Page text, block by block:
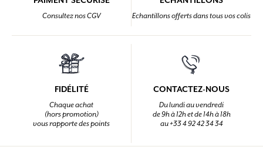
Consultez nos CGV Echantillons offerts dans tous vos colis
FIDÉLITÉ
Chaque achat
(hors promotion)
vous rapporte des points
CONTACTEZ-NOUS
Du lundi au vendredi
de 9h à 12h et de 14h à 18h
au +33 4 92 42 34 34